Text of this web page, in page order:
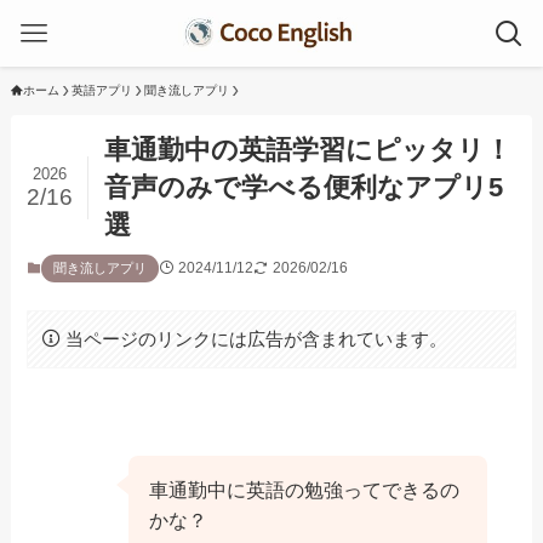
ホーム 英語アプリ 聞き流しアプリ
車通勤中の英語学習にピッタリ！
音声のみで学べる便利なアプリ5
選
2026
2/16
聞き流しアプリ 2024/11/12 2026/02/16
当ページのリンクには広告が含まれています。
車通勤中に英語の勉強ってできるの
かな？